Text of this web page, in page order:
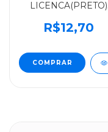
LICENCA(PRETO)
ALGOMAIS TODOS -
TAP807801183
R$12,70